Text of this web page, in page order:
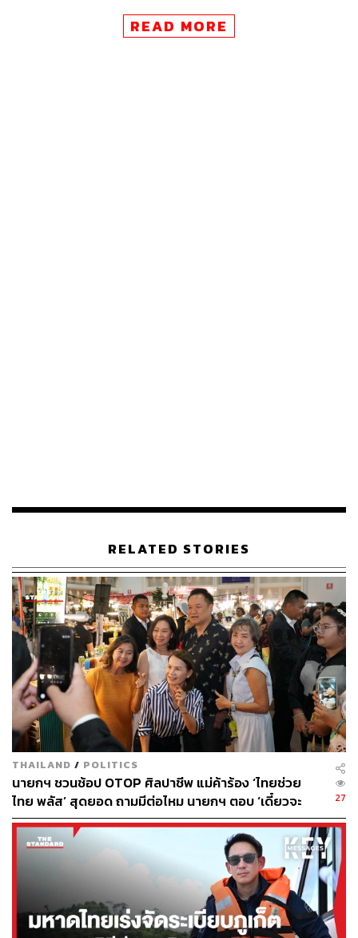
บทความดังต่อไปจะพาผู้อ่าน ผู้ติดตามไปรื้อฟื้นเส้นทางชีวิต
ของเขา ตั้งแต่การเริ่มต้นในโลกธุรกิจ สู่จุดสูงสุดของอำนาจ
หนึ่ง ทักษิณก็ได้รับทุนจากสำนักงานข้าราชการและพลเรือน
วิชา Criminal Justice ของ Eastern Kentucky University
จากนั้นได้ศึกษาระดับปริญญาเอกในสาขาเดียวกันที่ Sam
Houston State University และจบการศึกษาในปี 2521
การศึกษาต่อในระดับปริญญาเอก ช่วยจุดประกายความคิด
ในเส้นทางการเมืองของเขา จากการเรียนวิชาเกี่ยวกับทฤษฎี
และปรัชญาการเมือง และวิชาเกี่ยวกับสังคมศาสตร์ที่
เกี่ยวข้องกับปัญหาสังคม เมื่อศึกษาและมองย้อนมาถึงตัวเขา
เองในวัยเด็กและการประกอบอาชีพตำรวจ ทำให้เขามองเห็น
ปัญหาความเหลื่อมล้ำในสังคมไทย ซึ่งนักการเมืองมักหาผล
ประโยชน์ของตนเองจากช่องว่างตรงนี้ ทำให้เขาคิดอยากจะ
เป็นนักการเมืองเพื่อช่วยเหลือประชาชน
‘ทักษิณ’ มีความเจริญก้าวหน้าในอาชีพตำรวจมาก ทั้งเคย
เป็นสารวัตรปราบปรามประจำ สน. พระราชวัง รองผู้กำกับ
ศูนย์ประมวลข่าวสาร และอื่นๆ จนได้รับยศ ‘พ.ต.ท.’ ในปี
2527 โดยตำแหน่งสุดท้ายก่อนจะลาออกจากตำแหน่ง และ
เข้าสู่วงการธุรกิจอย่างเต็มตัว คือ รองผู้กำกับการนโยบาย
และแผนงาน กองบังคับการอำนวยการ กองบัญชาการ
ตำรวจนครบาล
READ MORE
RELATED STORIES
THAILAND / POLITICS
นายกฯ ชวนช้อป OTOP ศิลปาชีพ แม่ค้าร้อง ‘ไทยช่วย
ไทย พลัส’ สุดยอด ถามมีต่อไหม นายกฯ ตอบ ‘เดี๋ยวจะ
พยายาม’
27